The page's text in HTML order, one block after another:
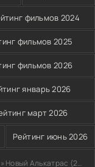
фильмов 2024
фильмов 2025
фильмов 2026
январь 2026
март 2026
Рейтинг июнь 2026
» Новый Алькатрас (2001)